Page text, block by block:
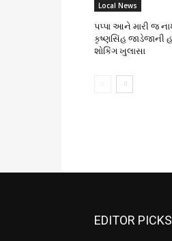
Local News
પપ્પા આને મારી જ
કૃષ્ણસિંહ જાડેજાની
શોકિંગ ખુલાસા
EDITOR PICKS